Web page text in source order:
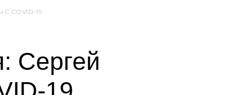
COVID-19
Сергей